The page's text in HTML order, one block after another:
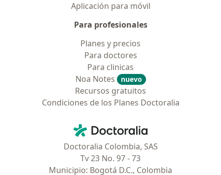
Aplicación para móvil
Para profesionales
Planes y precios
Para doctores
Para clinicas
Noa Notes
nuevo
Recursos gratuitos
Condiciones de los Planes Doctoralia
Doctoralia - Página de inicio
Doctoralia Colombia, SAS
Tv 23 No. 97 - 73
Municipio: Bogotá D.C., Colombia